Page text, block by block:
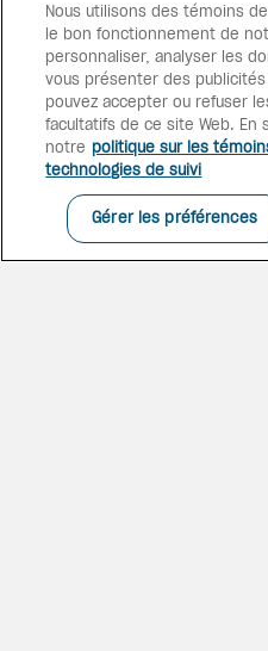
S'ALLIE À
MODERNE
Ce complexe
pour découvrir
naturel de la
de la mer. Le
détente pour
attendent, de
Star Camp au
Nous utilisons des témoins
le bon fonctionnement de
personnaliser, analyser les
vous présenter des
pouvez accepter ou refuser
facultatifs de ce site Web. En
notre politique sur les
technologies de suivi
Gérer les préférences